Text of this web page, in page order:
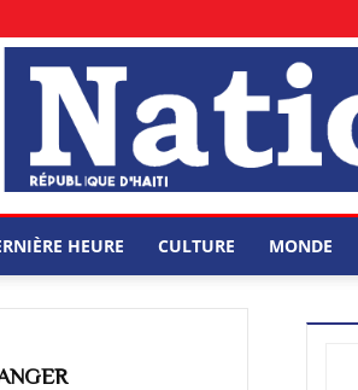
HEURE CULTURE MONDE